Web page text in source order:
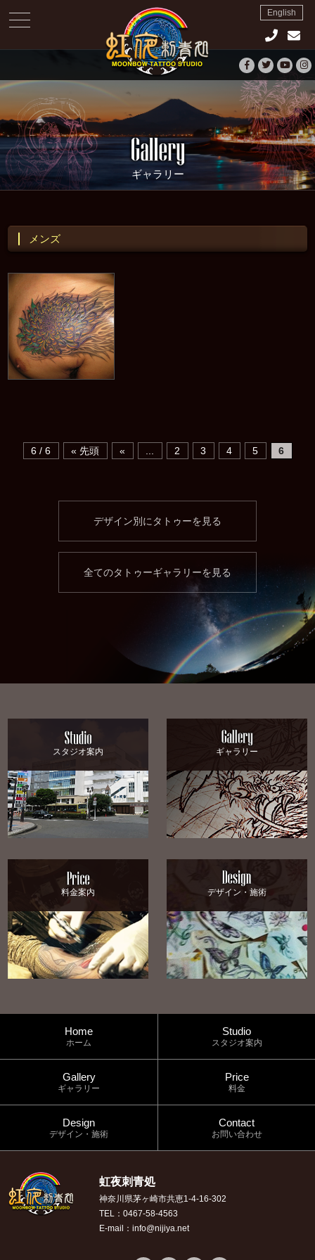
toggle
navigation
ギャラリー
English
メンズ
6 / 6 « 先頭 « 2 3 4 5 6
デザイン別にタトゥーを見る
全てのタトゥーギャラリーを見る
スタジオ案内 ギャラリー
料金案内 デザイン・施術
Home
ホーム
Studio
スタジオ案内
Gallery
ギャラリー
Price
料金
Design
デザイン・施術
Contact
お問い合わせ
虹夜刺青処
神奈川県茅ヶ崎市共恵1-4-16-302
TEL：0467-58-4563
E-mail：info@nijiya.net